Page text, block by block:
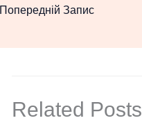
Попередній Запис
Related Posts